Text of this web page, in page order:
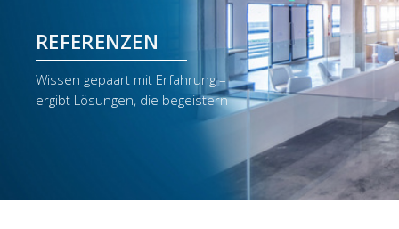
REFERENZEN
Wissen gepaart mit Erfahrung –
ergibt Lösungen, die begeistern